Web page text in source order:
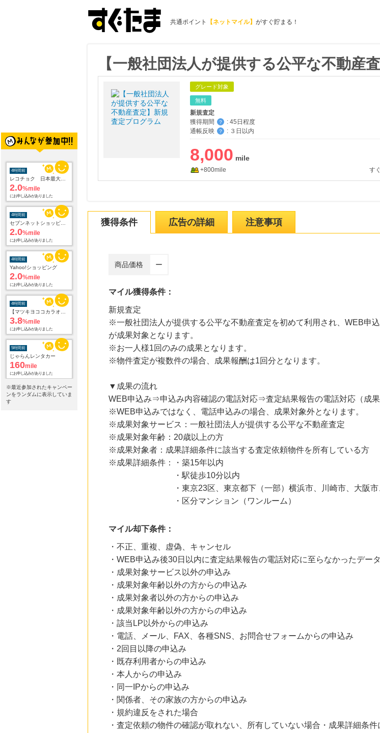
共通ポイント 【ネットマイル】 がすぐ貯まる！
4時間前
レコチョク 日本最大級の音楽配信サイト
2.0%mile
にお申し込みがありました
4時間前
セブンネットショッピング(セブン-イレブン受取なら送料無料)
2.0%mile
にお申し込みがありました
4時間前
Yahoo!ショッピング
2.0%mile
にお申し込みがありました
4時間前
【マツキヨココカラオンラインストア】マツモトキヨシ・ココカラファイン公式通販サイト
3.8%mile
にお申し込みがありました
5時間前
じゃらんレンタカー
160mile
にお申し込みがありました
7時間前
ブックオフオンライン販売
3.0
※最近参加されたキャンペー
ンをランダムに表示していま
す
【一般社団法人が提供する公平な不動産
グレード対象
無料
新規査定
獲得期間
？ : 45日程度
通帳反映
？ : ３日以内
8,000
+800mile す
獲得条件 広告の詳細 注意事項
商品価格 ー
マイル獲得条件：
新規査定
※一般社団法人が提供する公平な不動産査定を初めて利用され、WEB申
が成果対象となります。
※お一人様1回のみの成果となります。
※物件査定が複数件の場合、成果報酬は1回分となります。
▼成果の流れ
WEB申込み⇒申込み内容確認の電話対応⇒査定結果報告の電話対応（成果
※WEB申込みではなく、電話申込みの場合、成果対象外となります。
※成果対象サービス：一般社団法人が提供する公平な不動産査定
※成果対象年齢：20歳以上の方
※成果対象者：成果詳細条件に該当する査定依頼物件を所有している方
※成果詳細条件：・築15年以内
・駅徒歩10分以内
・東京23区、東京都下（一部）横浜市、川崎市、大阪市、
・区分マンション（ワンルーム）
マイル却下条件：
・不正、重複、虚偽、キャンセル
・WEB申込み後30日以内に査定結果報告の電話対応に至らなかったデータ
・成果対象サービス以外の申込み
・成果対象年齢以外の方からの申込み
・成果対象者以外の方からの申込み
・成果対象年齢以外の方からの申込み
・該当LP以外からの申込み
・電話、メール、FAX、各種SNS、お問合せフォームからの申込み
・2回目以降の申込み
・既存利用者からの申込み
・本人からの申込み
・同一IPからの申込み
・関係者、その家族の方からの申込み
・規約違反をされた場合
・査定依頼の物件の確認が取れない、所有していない場合・成果詳細条